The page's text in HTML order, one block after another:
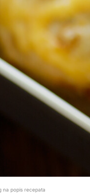
na popis recepata